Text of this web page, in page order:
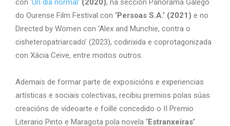
con ‘Un día normal’ (2020), na sección Panorama Galego
do Ourense Film Festival con ‘Persoas S.A.’ (2021) e no
Directed by Women con ‘Alex and Munchie, contra o
cisheteropatriarcado’ (2023), codirixida e coprotagonizada
con Xácia Ceive, entre moitos outros.
Ademais de formar parte de exposicións e experiencias
artísticas e sociais colectivas, recibiu premios polas súas
creacións de videoarte e foille concedido o II Premio
Literario Pinto e Maragota pola novela ‘Estranxeiras’